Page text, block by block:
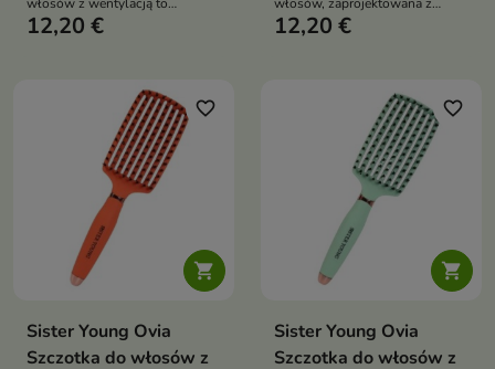
narzędzie do codziennej
12,20 €
myślą o wygodnym
12,20 €

favorite_border
Sister Young Ovia
Szczotka do włosów z

favorite_border
Sister Young Ovia
Szczotka do włosów z